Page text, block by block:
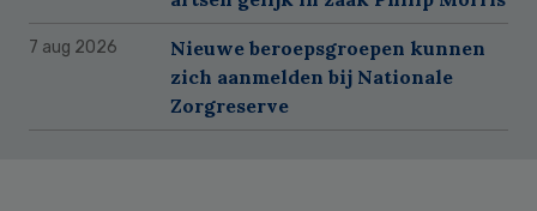
7 aug 2026
Nieuwe beroepsgroepen kunnen
zich aanmelden bij Nationale
Zorgreserve